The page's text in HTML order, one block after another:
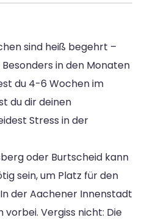
sind heiß begehrt –
in den Monaten
du 4-6 Wochen im
du dir deinen
Stress in der
oder Burtscheid kann
sein, um Platz für den
der Aachener Innenstadt
Vergiss nicht: Die